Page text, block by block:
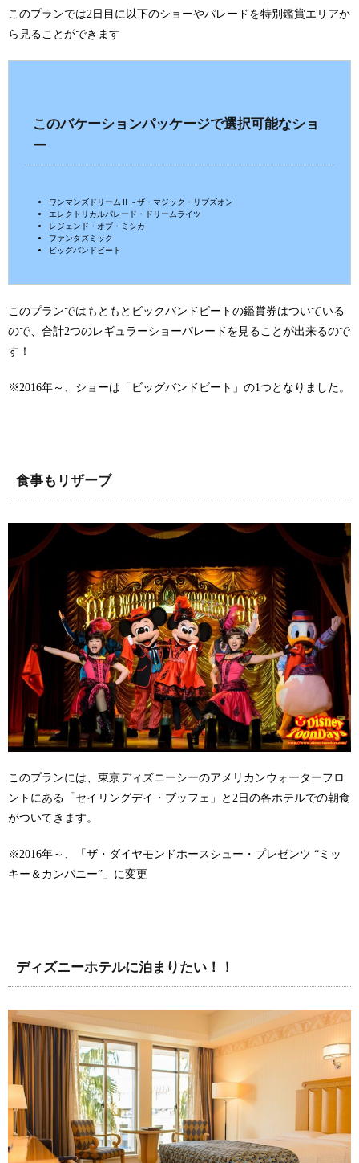
このプランでは2日目に以下のショーやパレードを特別鑑賞エリアか
ら見ることができます
このバケーションパッケージで選択可能なショ
ー
ワンマンズドリームⅡ～ザ・マジック・リブズオン
エレクトリカルパレード・ドリームライツ
レジェンド・オブ・ミシカ
ファンタズミック
ビッグバンドビート
このプランではもともとビックバンドビートの鑑賞券はついている
ので、合計2つのレギュラーショーパレードを見ることが出来るので
す！
※2016年～、ショーは「ビッグバンドビート」の1つとなりました。
食事もリザーブ
このプランには、東京ディズニーシーのアメリカンウォーターフロ
ントにある「セイリングデイ・ブッフェ」と2日の各ホテルでの朝食
がついてきます。
※2016年～、「ザ・ダイヤモンドホースシュー・プレゼンツ “ミッ
キー＆カンパニー”」に変更
ディズニーホテルに泊まりたい！！